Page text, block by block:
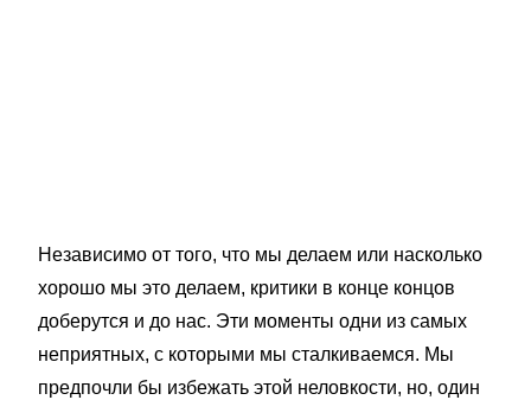
Независимо от того, что мы делаем или насколько
хорошо мы это делаем, критики в конце концов
доберутся и до нас. Эти моменты одни из самых
неприятных, с которыми мы сталкиваемся. Мы
предпочли бы избежать этой неловкости, но, один